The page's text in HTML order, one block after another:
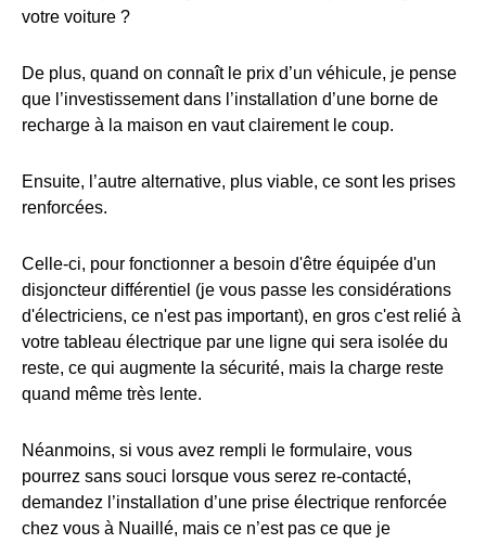
votre voiture ?
De plus, quand on connaît le prix d’un véhicule, je pense
que l’investissement dans l’installation d’une borne de
recharge à la maison en vaut clairement le coup.
Ensuite, l’autre alternative, plus viable, ce sont les prises
renforcées.
Celle-ci, pour fonctionner a besoin d'être équipée d'un
disjoncteur différentiel (je vous passe les considérations
d'électriciens, ce n'est pas important), en gros c'est relié à
votre tableau électrique par une ligne qui sera isolée du
reste, ce qui augmente la sécurité, mais la charge reste
quand même très lente.
Néanmoins, si vous avez rempli le formulaire, vous
pourrez sans souci lorsque vous serez re-contacté,
demandez l’installation d’une prise électrique renforcée
chez vous à Nuaillé, mais ce n’est pas ce que je